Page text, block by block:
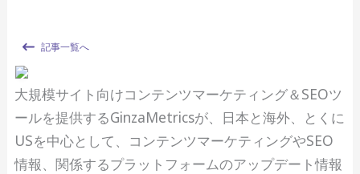
記事一覧へ
大規模サイト向けコンテンツマーケティング＆SEOツ
ールを提供するGinzaMetricsが、日本と海外、とくに
USを中心として、コンテンツマーケティングやSEO
情報、関係するプラットフォームのアップデート情報